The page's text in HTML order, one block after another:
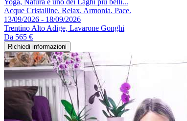
Yoga, Natura e uno dei Laghi più belli...
Acque Cristalline. Relax. Armonia. Pace.
13/09/2026 - 18/09/2026
Trentino Alto Adige, Lavarone Gonghi
Da 565 €
Richiedi informazioni